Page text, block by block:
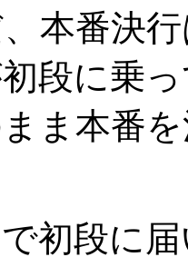
、本番決
段に乗
ま本番
初段に